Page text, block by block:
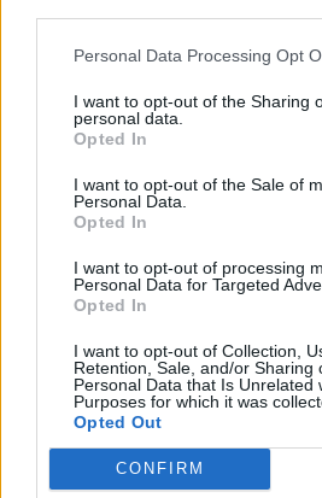
Personal Data Processing Opt
I want to opt-out of the Sharing
personal data.
Opted In
I want to opt-out of the Sale of
Personal Data.
Opted In
I want to opt-out of processing
Personal Data for Targeted
Opted In
I want to opt-out of Collection,
Retention, Sale, and/or Sharing
Personal Data that Is Unrelated
Purposes for which it was
Opted Out
CONFIRM
'El Consultori'
Recorda que si algun cop t'has
situació que et generi dubtes,
preocupacions pots escriure a
d'Adolescents.cat, un espai
rebràs resposta de les